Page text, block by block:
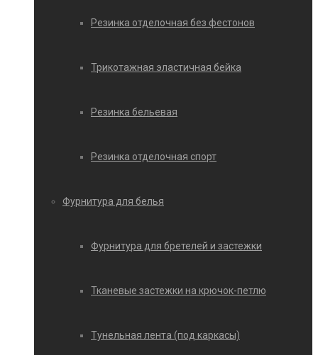
Резинка отделочная без фестонов
Трикотажная эластичная бейка
Резинка бельевая
Резинка отделочная спорт
Фурнитура для белья
Фурнитура для бретелей и застежки
Тканевые застежки на крючок-петлю
Тунельная лента (под каркасы)